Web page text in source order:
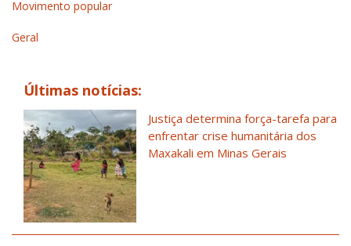
Movimento popular
Geral
Últimas notícias:
Justiça determina força-tarefa para
enfrentar crise humanitária dos
Maxakali em Minas Gerais